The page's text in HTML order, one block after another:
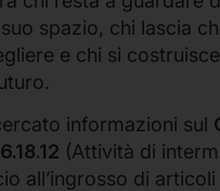
spazio, chi lascia
e chi si
informazioni sul
(Attività di
all’ingrosso di